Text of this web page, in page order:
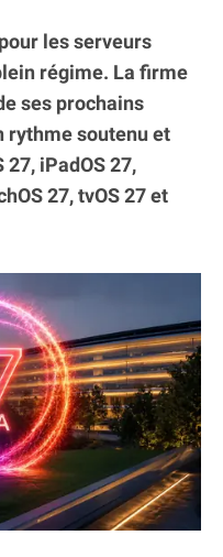
les serveurs
régime. La firme
ses prochains
rythme soutenu et
27, iPadOS 27,
27, tvOS 27 et